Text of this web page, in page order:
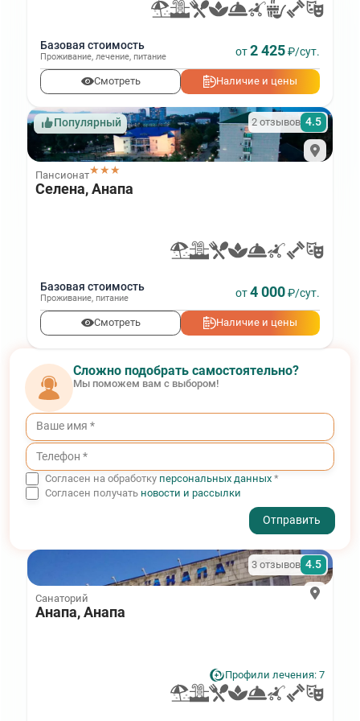
Базовая стоимость
Проживание, лечение, питание от2 425₽/сут.
Смотреть Наличие и цены
Популярный
Пансионат★★★
2 отзывов 4.5
Селена, Анапа
Базовая стоимость
Проживание, питание от4 000₽/сут.
Смотреть Наличие и цены
Сложно подобрать самостоятельно?
Мы поможем вам с выбором!
Согласен на обработку персональных данных*
Согласен получать новости и рассылки
Санаторий
3 отзывов 4.5
Анапа, Анапа
Профили лечения: 7